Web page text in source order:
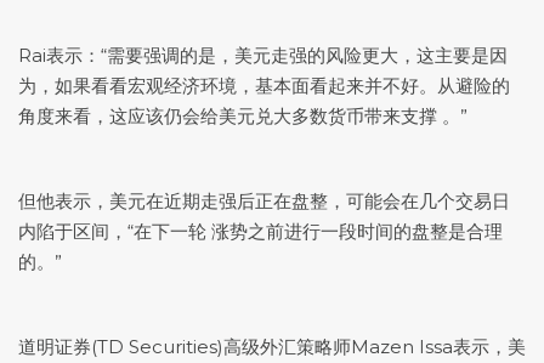
Rai表示：“需要强调的是，美元走强的风险更大，这主要是因
为，如果看看宏观经济环境，基本面看起来并不好。从避险的
角度来看，这应该仍会给美元兑大多数货币带来支撑 。”
但他表示，美元在近期走强后正在盘整，可能会在几个交易日
内陷于区间，“在下一轮 涨势之前进行一段时间的盘整是合理
的。”
道明证券(TD Securities)高级外汇策略师Mazen Issa表示，美